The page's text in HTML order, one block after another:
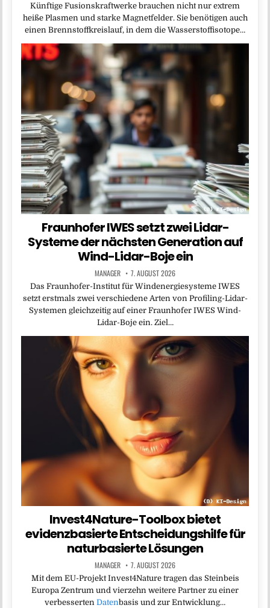
Künftige Fusionskraftwerke brauchen nicht nur extrem
heiße Plasmen und starke Magnetfelder. Sie benötigen auch
einen Brennstoffkreislauf, in dem die Wasserstoffisotope…
Fraunhofer IWES setzt zwei Lidar-
Systeme der nächsten Generation auf
Wind-Lidar-Boje ein
MANAGER 7. AUGUST 2026
Das Fraunhofer-Institut für Windenergiesysteme IWES
setzt erstmals zwei verschiedene Arten von Profiling-Lidar-
Systemen gleichzeitig auf einer Fraunhofer IWES Wind-
Lidar-Boje ein. Ziel…
Invest4Nature-Toolbox bietet
evidenzbasierte Entscheidungshilfe für
naturbasierte Lösungen
MANAGER 7. AUGUST 2026
Mit dem EU-Projekt Invest4Nature tragen das Steinbeis
Europa Zentrum und vierzehn weitere Partner zu einer
verbesserten Datenbasis und zur Entwicklung…